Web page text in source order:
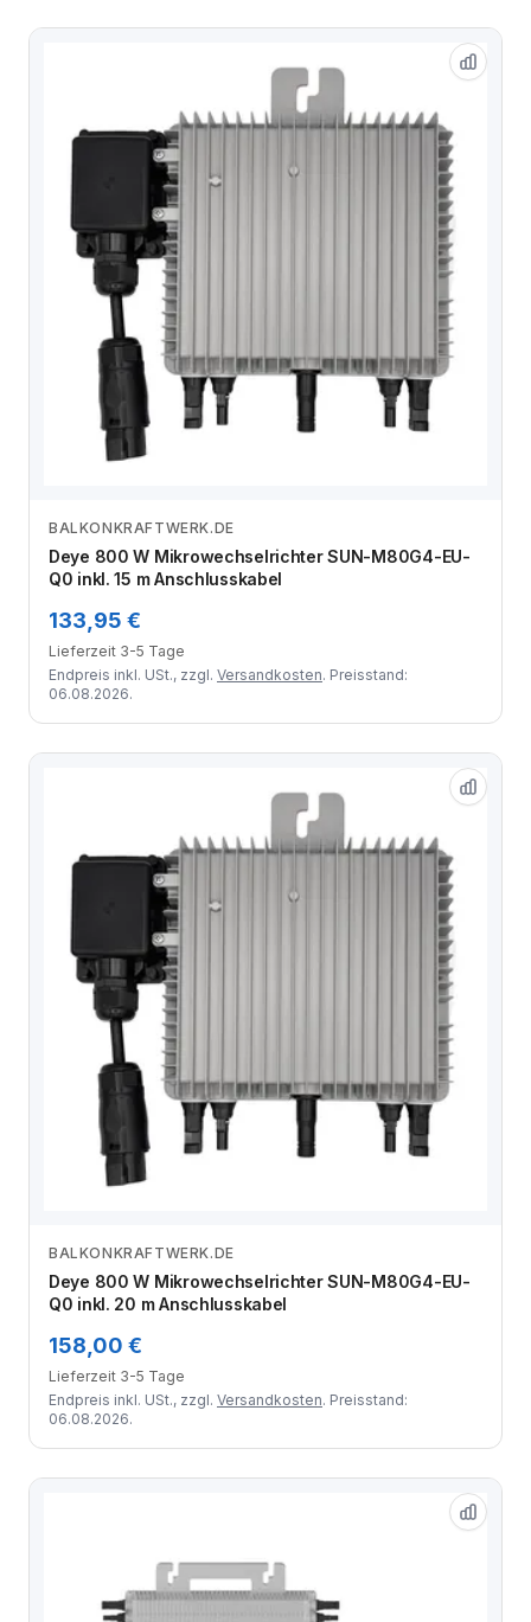
Zum Angebot
BALKONKRAFTWERK.DE
Deye 800 W Mikrowechselrichter SUN-M80G4-EU-
Q0 inkl. 15 m Anschlusskabel
133,95 €
Lieferzeit 3-5 Tage
Endpreis inkl. USt., zzgl. Versandkosten. Preisstand:
06.08.2026.
Zum Angebot
BALKONKRAFTWERK.DE
Deye 800 W Mikrowechselrichter SUN-M80G4-EU-
Q0 inkl. 20 m Anschlusskabel
158,00 €
Lieferzeit 3-5 Tage
Endpreis inkl. USt., zzgl. Versandkosten. Preisstand:
06.08.2026.